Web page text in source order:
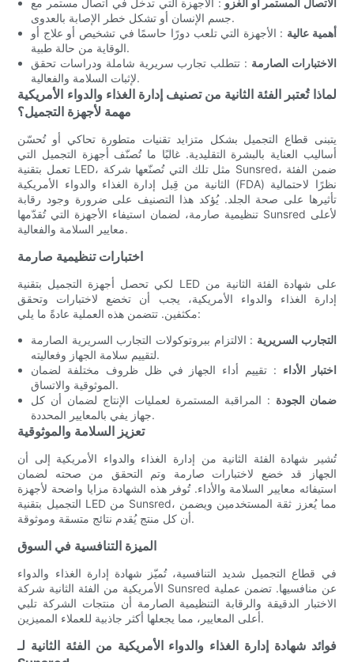
جسم الإنسان أو تشكل خطر الإصابة بالعدوى.
أهمية عالية : الأجهزة التي تلعب دورًا حاسمًا في تشخيص أو علاج أو
الوقاية من حالة طبية.
الاختبارات الصارمة : تتطلب تجارب سريرية شاملة ودراسات تحقق
لإثبات السلامة والفعالية.
لماذا تُعتبر الفئة الثانية من تصنيف إدارة الغذاء والدواء الأمريكية
مهمة لأجهزة التجميل؟
يتبنى قطاع التجميل بشكل متزايد تقنيات متطورة تحاكي أو تُحسّن
أساليب العناية بالبشرة التقليدية. غالبًا ما تُصنّف أجهزة التجميل التي
تعمل بتقنية LED، مثل تلك التي تُصنّعها شركة Sunsred، ضمن الفئة
الثانية من قِبل إدارة الغذاء والدواء الأمريكية (FDA) نظرًا لاحتمالية
تأثيرها على صحة الجلد. يُؤكد هذا التصنيف على ضرورة وجود رقابة
تنظيمية صارمة، لضمان استيفاء الأجهزة التي تُقدّمها Sunsred لأعلى
معايير السلامة والفعالية.
اختبارات تنظيمية صارمة
لكي تحصل أجهزة التجميل بتقنية LED على شهادة الفئة الثانية من
إدارة الغذاء والدواء الأمريكية، يجب أن تخضع لاختبارات وتحقق
مكثفين. تتضمن هذه العملية عادةً ما يلي:
التجارب السريرية : الالتزام ببروتوكولات التجارب السريرية الصارمة
لتقييم سلامة الجهاز وفعاليته.
اختبار الأداء : تقييم أداء الجهاز في ظل ظروف مختلفة لضمان
الموثوقية والاتساق.
ضمان الجودة : المراقبة المستمرة لعمليات الإنتاج لضمان أن كل
جهاز يفي بالمعايير المحددة.
تعزيز السلامة والموثوقية
تُشير شهادة الفئة الثانية من إدارة الغذاء والدواء الأمريكية إلى أن
الجهاز قد خضع لاختبارات صارمة وتم التحقق من صحته لضمان
استيفائه معايير السلامة والأداء. تُوفر هذه الشهادة مزايا واضحة لأجهزة
التجميل بتقنية LED من Sunsred، مما يُعزز ثقة المستخدمين ويضمن
أن كل منتج يُقدم نتائج متسقة وموثوقة.
الميزة التنافسية في السوق
في قطاع التجميل شديد التنافسية، تُميّز شهادة إدارة الغذاء والدواء
الأمريكية من الفئة الثانية شركة Sunsred عن منافسيها. تضمن عملية
الاختبار الدقيقة والرقابة التنظيمية الصارمة أن منتجات الشركة تلبي
أعلى المعايير، مما يجعلها أكثر جاذبية للعملاء المميزين.
فوائد شهادة إدارة الغذاء والدواء الأمريكية من الفئة الثانية لـ